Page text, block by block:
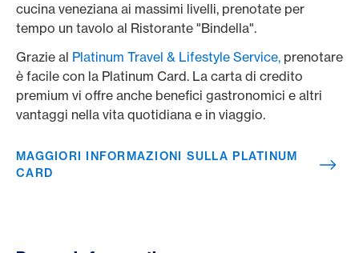
cucina veneziana ai massimi livelli, prenotate per
tempo un tavolo al Ristorante "Bindella".
Grazie al Platinum Travel & Lifestyle Service, prenotare
è facile con la Platinum Card. La carta di credito
premium vi offre anche benefici gastronomici e altri
vantaggi nella vita quotidiana e in viaggio.
MAGGIORI INFORMAZIONI SULLA PLATINUM
CARD